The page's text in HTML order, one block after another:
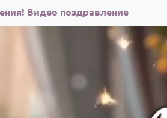
Видео поздравление